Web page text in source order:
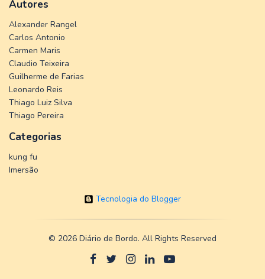
Autores
Alexander Rangel
Carlos Antonio
Carmen Maris
Claudio Teixeira
Guilherme de Farias
Leonardo Reis
Thiago Luiz Silva
Thiago Pereira
Categorias
kung fu
Imersão
Tecnologia do Blogger
© 2026 Diário de Bordo. All Rights Reserved